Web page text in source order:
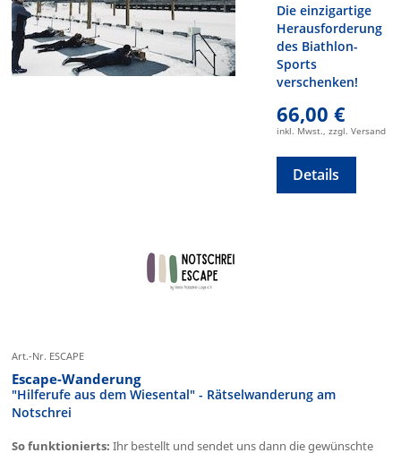
Die einzigartige
Herausforderung
des Biathlon-
Sports
verschenken!
66,00 €
inkl. Mwst., zzgl. Versand
Details
Art.-Nr. ESCAPE
Escape-Wanderung
"Hilferufe aus dem Wiesental" - Rätselwanderung am
Notschrei
So funktionierts: Ihr bestellt und sendet uns dann die gewünschte